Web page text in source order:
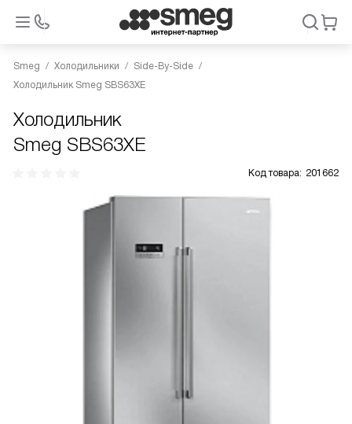
Smeg Холодильники
Side-By-Side
Холодильник Smeg SBS63XE
Холодильник
Smeg SBS63XE
Код товара: 201662